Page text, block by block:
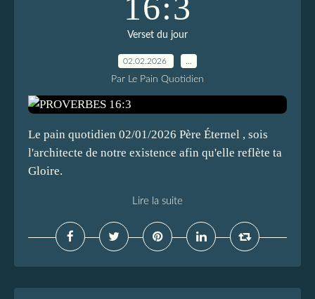
Verset du jour
02.02.2026
Par Le Pain Quotidien
Le pain quotidien 02/01/2026 Père Éternel , sois
l'architecte de notre existence afin qu'elle reflète ta
Gloire.
Lire la suite